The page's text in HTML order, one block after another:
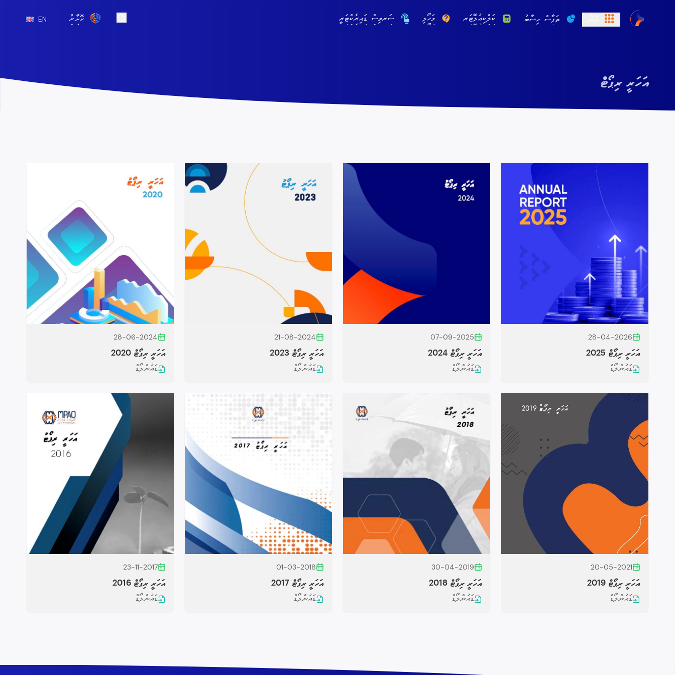
ތަފާސް ހިސާބު ކަލްކިއުލޭޓަރ މަހޯލި ސަރވިސް ޑައިރެކްޓަރީ
Open Search
ކޮށާރު EN
އަހަރީ ރިޕޯޓް
28-04-2026
އަހަރީ ރިޕޯޓް 2025
ޑައުންލޯޑް
07-09-2025
އަހަރީ ރިޕޯޓް 2024
ޑައުންލޯޑް
21-08-2024
އަހަރީ ރިޕޯޓް 2023
ޑައުންލޯޑް
28-06-2024
އަހަރީ ރިޕޯޓް 2020
ޑައުންލޯޑް
20-05-2021
އަހަރީ ރިޕޯޓް 2019
ޑައުންލޯޑް
30-04-2019
އަހަރީ ރިޕޯޓް 2018
ޑައުންލޯޑް
01-03-2018
އަހަރީ ރިޕޯޓް 2017
ޑައުންލޯޑް
23-11-2017
އަހަރީ ރިޕޯޓް 2016
ޑައުންލޯޑް